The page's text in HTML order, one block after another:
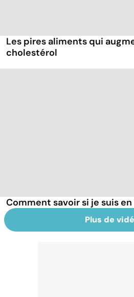
Les pires aliments qui
cholestérol
Comment savoir si je suis
Plus de